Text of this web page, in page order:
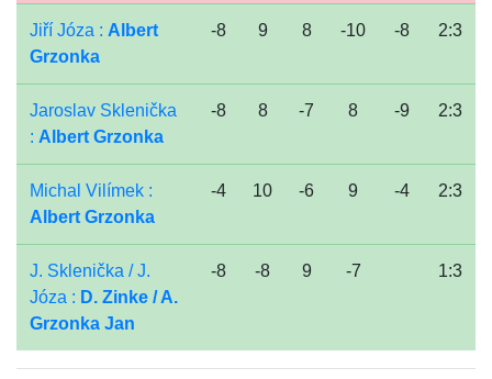
Jiří Józa : Albert
Grzonka
-8 9 8 -10 -8 2:3
Jaroslav Sklenička
: Albert Grzonka
-8 8 -7 8 -9 2:3
Michal Vilímek :
Albert Grzonka
-4 10 -6 9 -4 2:3
J. Sklenička / J.
Józa : D. Zinke / A.
Grzonka Jan
-8 -8 9 -7 1:3